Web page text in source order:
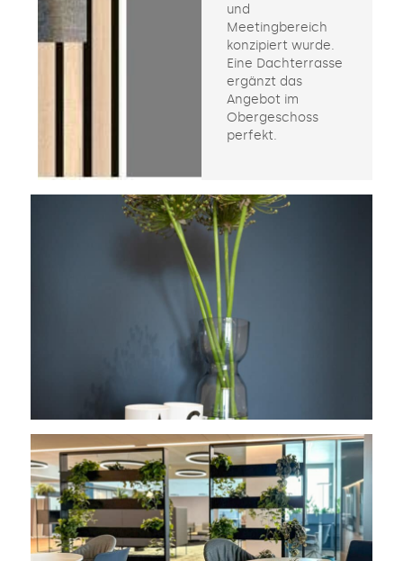
und
Meetingbereich
konzipiert wurde.
Eine Dachterrasse
ergänzt das
Angebot im
Obergeschoss
perfekt.